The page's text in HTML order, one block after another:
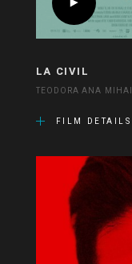
LA CIVIL
TEODORA ANA MIHAI
FILM DETAILS